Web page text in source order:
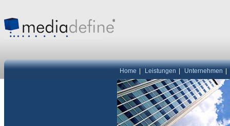
Home Leistungen Unternehmen